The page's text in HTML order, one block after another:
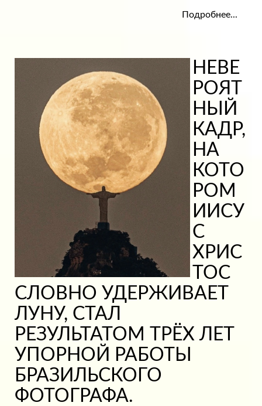
Подробнее...
НЕВЕ
РОЯТ
НЫЙ
КАДР,
НА
КОТО
РОМ
ИИСУ
С
ХРИС
ТОС
СЛОВНО УДЕРЖИВАЕТ
ЛУНУ, СТАЛ
РЕЗУЛЬТАТОМ ТРЁХ ЛЕТ
УПОРНОЙ РАБОТЫ
БРАЗИЛЬСКОГО
ФОТОГРАФА.